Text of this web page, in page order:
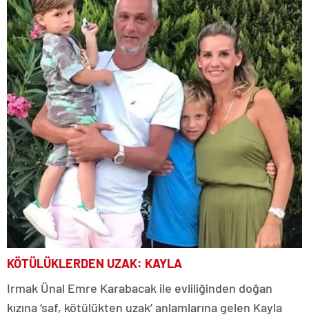
KÖTÜLÜKLERDEN UZAK: KAYLA
Irmak Ünal Emre Karabacak ile evliliğinden doğan
kızına ‘saf, kötülükten uzak’ anlamlarına gelen Kayla